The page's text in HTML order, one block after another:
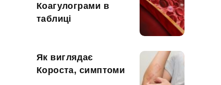
Коагулограми в
таблиці
Як виглядає
Короста, симптоми